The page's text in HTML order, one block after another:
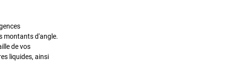
montants d'angle.
de vos
liquides, ainsi